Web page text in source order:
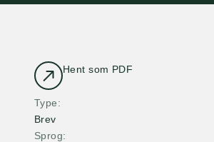
Hent som PDF
Type
Brev
Sprog